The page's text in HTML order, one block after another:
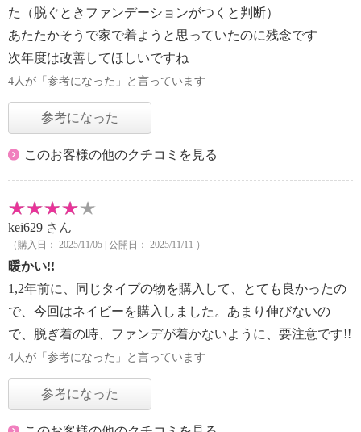
た（脱ぐときファンデーションがつくと判断）
あたたかそうで家で着ようと思っていたのに残念です
次年度は改善してほしいですね
4人が「参考になった」と言っています
参考になった
このお客様の他のクチコミを見る
kei629 さん
（購入日： 2025/11/05 | 公開日： 2025/11/11 ）
暖かい!!
1,2年前に、同じタイプの物を購入して、とても良かったの
で、今回はネイビーを購入しました。あまり伸びないの
で、脱ぎ着の時、ファンデが着かないように、要注意です!!
4人が「参考になった」と言っています
参考になった